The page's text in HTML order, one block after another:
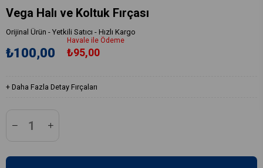
Vega Halı ve Koltuk Fırçası
Orijinal Ürün - Yetkili Satıcı - Hızlı Kargo
₺100,00
Havale ile Ödeme
₺95,00
+ Daha Fazla Detay Fırçaları